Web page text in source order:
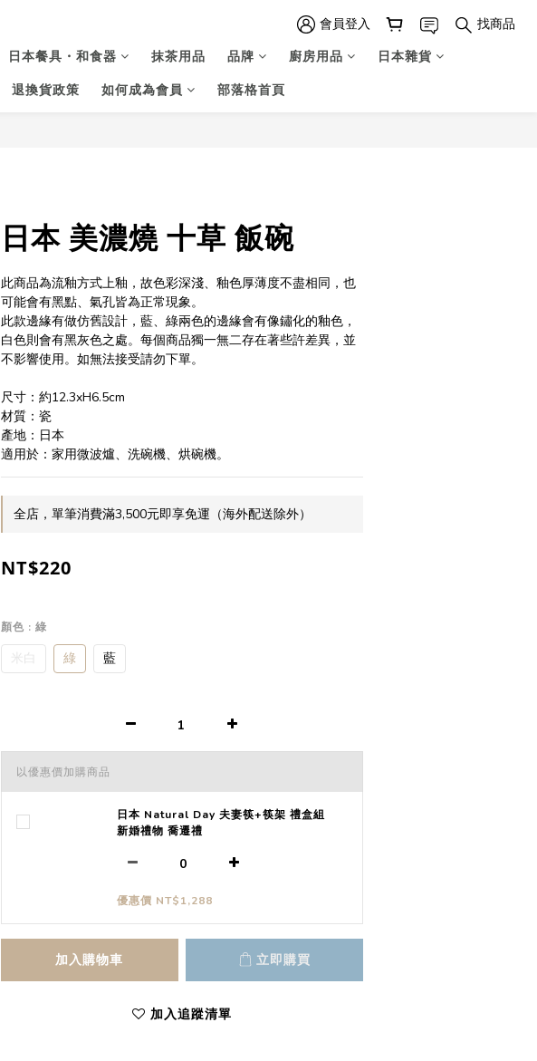
會員登入
找商品
日本餐具・和食器 抹茶用品 品牌 廚房用品
日本雜貨
退換貨政策 如何成為會員 部落格首頁
日本 美濃燒 十草 飯碗
此商品為流釉方式上釉，故色彩深淺、釉色厚薄度不盡相同，也
可能會有黑點、氣孔皆為正常現象。
此款邊緣有做仿舊設計，藍、綠兩色的邊緣會有像鏽化的釉色，
白色則會有黑灰色之處。每個商品獨一無二存在著些許差異，並
不影響使用。如無法接受請勿下單。
尺寸：約12.3xH6.5cm
材質：瓷
產地：日本
適用於：家用微波爐、洗碗機、烘碗機。
全店，單筆消費滿3,500元即享免運（海外配送除外）
NT$220
顏色 : 綠
米白 綠 藍
以優惠價加購商品
日本 Natural Day 夫妻筷+筷架 禮盒組
新婚禮物 喬遷禮
優惠價 NT$1,288
加入購物車 立即購買
加入追蹤清單